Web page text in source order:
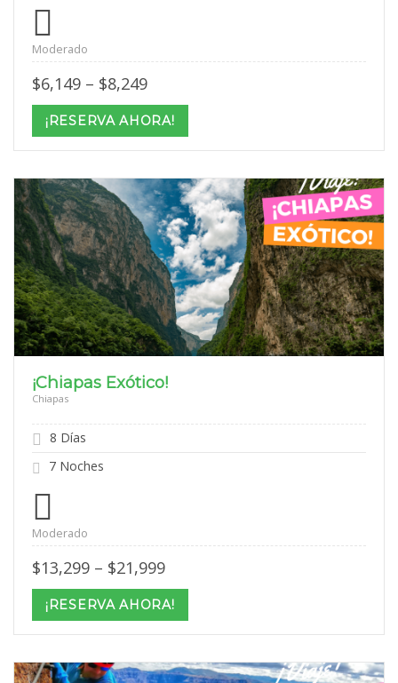
Moderado
$6,149 – $8,249Price
$6,149
through
$8,249
¡RESERVA AHORA!
¡Chiapas Exótico!
Chiapas
8 Días
7 Noches
Moderado
$13,299 – $21,999Price
$13,299
through
$21,999
¡RESERVA AHORA!